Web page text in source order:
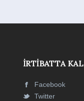
İRTIBATTA KAL
Facebook
Twitter